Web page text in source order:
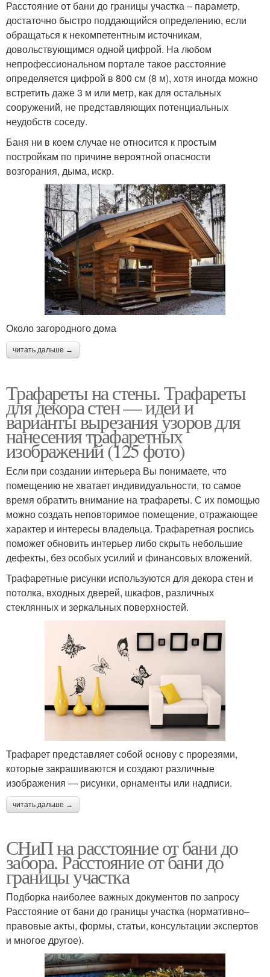
Расстояние от бани до границы участка – параметр,
достаточно быстро поддающийся определению, если
обращаться к некомпетентным источникам,
довольствующимся одной цифрой. На любом
непрофессиональном портале такое расстояние
определяется цифрой в 800 см (8 м), хотя иногда можно
встретить даже 3 м или метр, как для остальных
сооружений, не представляющих потенциальных
неудобств соседу.
Баня ни в коем случае не относится к простым
постройкам по причине вероятной опасности
возгорания, дыма, искр.
Около загородного дома
читать дальше →
Трафареты на стены. Трафареты
для декора стен — идеи и
варианты вырезания узоров для
нанесения трафаретных
изображений (125 фото)
Если при создании интерьера Вы понимаете, что
помещению не хватает индивидуальности, то самое
время обратить внимание на трафареты. С их помощью
можно создать неповторимое помещение, отражающее
характер и интересы владельца. Трафаретная роспись
поможет обновить интерьер либо скрыть небольшие
дефекты, без особых усилий и финансовых вложений.
Трафаретные рисунки используются для декора стен и
потолка, входных дверей, шкафов, различных
стеклянных и зеркальных поверхностей.
Трафарет представляет собой основу с прорезями,
которые закрашиваются и создают различные
изображения — рисунки, орнаменты или надписи.
читать дальше →
СНиП на расстояние от бани до
забора. Расстояние от бани до
границы участка
Подборка наиболее важных документов по запросу
Расстояние от бани до границы участка (нормативно–
правовые акты, формы, статьи, консультации экспертов
и многое другое).